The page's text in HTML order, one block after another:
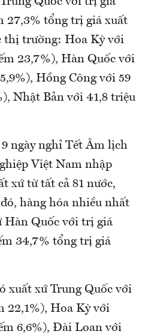
27,3% tổng trị giá xuất
thị trường: Hoa Kỳ với
23,7%), Hàn Quốc với
Hồng Công với 59
Nhật Bản với 41,8 triệu
ngày nghỉ Tết Âm lịch
Việt Nam nhập
xứ từ tất cả 81 nước,
hàng hóa nhiều nhất
Hàn Quốc với trị giá
34,7% tổng trị giá
xuất xứ Trung Quốc với
22,1%), Hoa Kỳ với
6,6%), Đài Loan với